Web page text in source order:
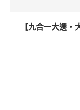
【九合一大選